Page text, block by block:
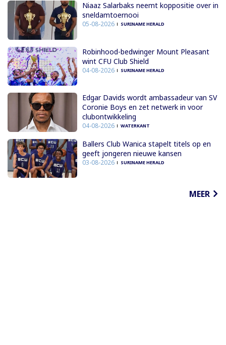
Niaaz Salarbaks neemt koppositie over in
sneldamtoernooi
05-08-2026 SURINAME HERALD
Robinhood-bedwinger Mount Pleasant
wint CFU Club Shield
04-08-2026 SURINAME HERALD
Edgar Davids wordt ambassadeur van SV
Coronie Boys en zet netwerk in voor
clubontwikkeling
04-08-2026 WATERKANT
Ballers Club Wanica stapelt titels op en
geeft jongeren nieuwe kansen
03-08-2026 SURINAME HERALD
MEER